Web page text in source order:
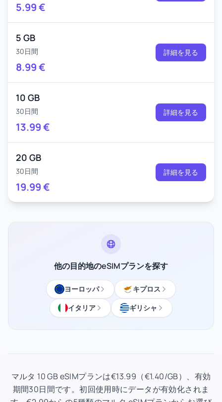
5.99€
5 GB
30日間
8.99€
詳細を見る
10 GB
30日間
13.99€
詳細を見る
20 GB
30日間
19.99€
詳細を見る
他の目的地のeSIMプランを探す
ヨーロッパ
キプロス
イタリア
ギリシャ
マルタ 10 GB eSIMプランは€13.99（€1.40/GB）、有効
期間30日間です。初回使用時にデータが有効化されま